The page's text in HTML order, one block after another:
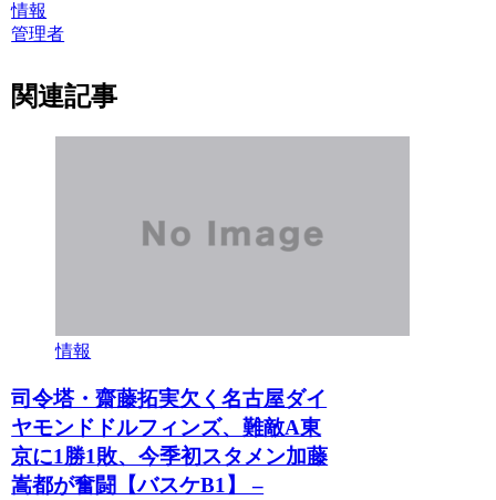
情報
管理者
関連記事
情報
司令塔・齋藤拓実欠く名古屋ダイ
ヤモンドドルフィンズ、難敵A東
京に1勝1敗、今季初スタメン加藤
嵩都が奮闘【バスケB1】 –